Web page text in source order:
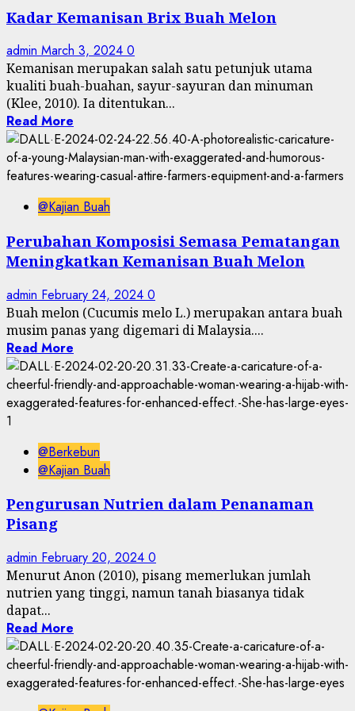
Kadar Kemanisan Brix Buah Melon
admin March 3, 2024 0
Kemanisan merupakan salah satu petunjuk utama
kualiti buah-buahan, sayur-sayuran dan minuman
(Klee, 2010). Ia ditentukan...
Read More
@Kajian Buah
Perubahan Komposisi Semasa Pematangan
Meningkatkan Kemanisan Buah Melon
admin February 24, 2024 0
Buah melon (Cucumis melo L.) merupakan antara buah
musim panas yang digemari di Malaysia....
Read More
@Berkebun
@Kajian Buah
Pengurusan Nutrien dalam Penanaman
Pisang
admin February 20, 2024 0
Menurut Anon (2010), pisang memerlukan jumlah
nutrien yang tinggi, namun tanah biasanya tidak
dapat...
Read More